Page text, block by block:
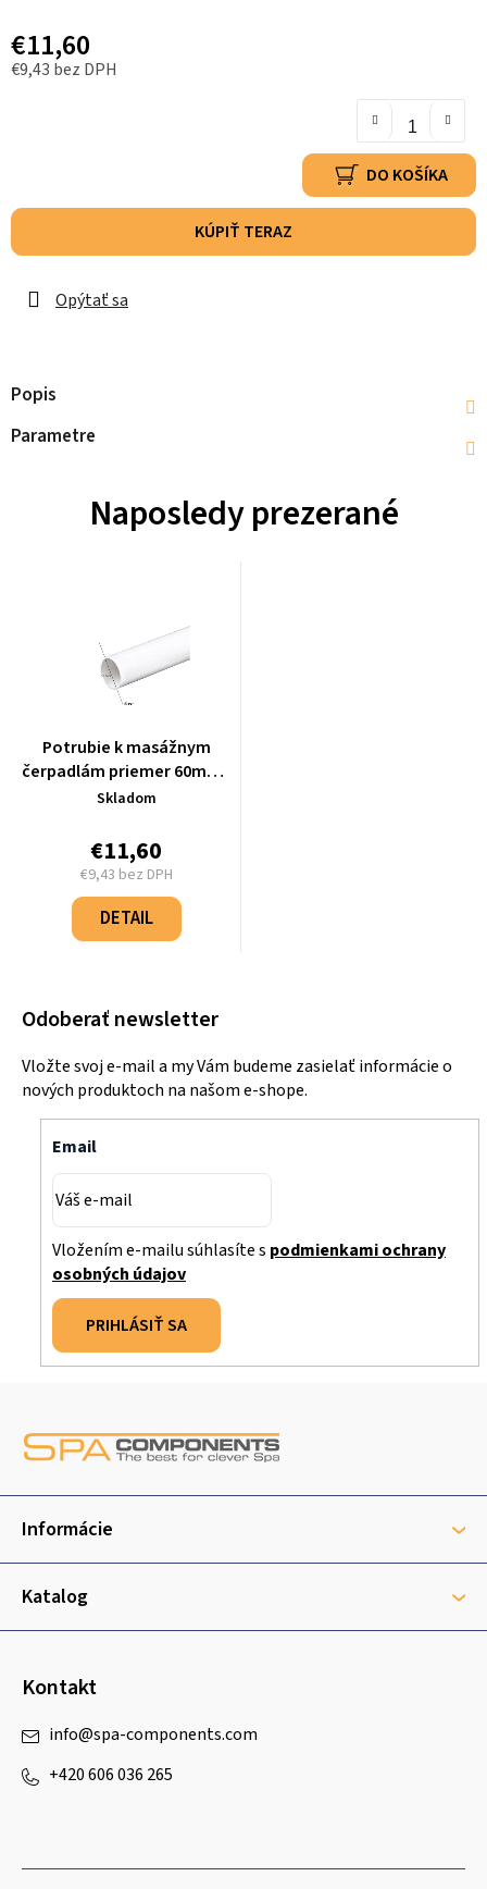
€11,60
€9,43 bez DPH
DO KOŠÍKA
KÚPIŤ TERAZ
Opýtať sa
Popis
Parametre
Naposledy prezerané
Potrubie k masážnym
čerpadlám priemer 60mm -
1m - 1.10.160201
Skladom
€11,60
€9,43 bez DPH
Jednotková
cena:
DETAIL
Odoberať newsletter
Vložte svoj e-mail a my Vám budeme zasielať informácie o
nových produktoch na našom e-shope.
Email
Vložením e-mailu súhlasíte s podmienkami ochrany
osobných údajov
PRIHLÁSIŤ SA
ä
i
Informácie
Katalog
Kontakt
info@spa-components.com
+420 606 036 265